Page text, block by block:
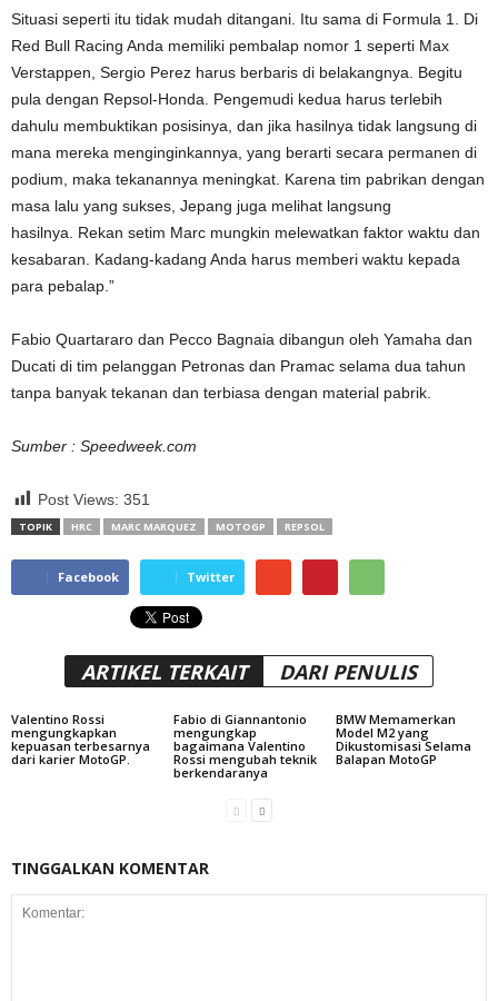
Situasi seperti itu tidak mudah ditangani. Itu sama di Formula 1. Di
Red Bull Racing Anda memiliki pembalap nomor 1 seperti Max
Verstappen, Sergio Perez harus berbaris di belakangnya. Begitu
pula dengan Repsol-Honda. Pengemudi kedua harus terlebih
dahulu membuktikan posisinya, dan jika hasilnya tidak langsung di
mana mereka menginginkannya, yang berarti secara permanen di
podium, maka tekanannya meningkat. Karena tim pabrikan dengan
masa lalu yang sukses, Jepang juga melihat langsung
hasilnya. Rekan setim Marc mungkin melewatkan faktor waktu dan
kesabaran. Kadang-kadang Anda harus memberi waktu kepada
para pebalap.”
Fabio Quartararo dan Pecco Bagnaia dibangun oleh Yamaha dan
Ducati di tim pelanggan Petronas dan Pramac selama dua tahun
tanpa banyak tekanan dan terbiasa dengan material pabrik.
Sumber : Speedweek.com
Post Views: 351
TOPIK HRC MARC MARQUEZ MOTOGP REPSOL
Facebook Twitter
ARTIKEL TERKAIT DARI PENULIS
Valentino Rossi
mengungkapkan
kepuasan terbesarnya
dari karier MotoGP.
Fabio di Giannantonio
mengungkap
bagaimana Valentino
Rossi mengubah teknik
berkendaranya
BMW Memamerkan
Model M2 yang
Dikustomisasi Selama
Balapan MotoGP
TINGGALKAN KOMENTAR